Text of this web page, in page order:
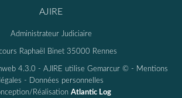
AJIRE
Administrateur Judiciaire
Raphaël Binet 35000 Rennes
4.3.0 - AJIRE utilise Gemarcur © - Mentions
légales - Données personnelles
Réalisation Atlantic Log